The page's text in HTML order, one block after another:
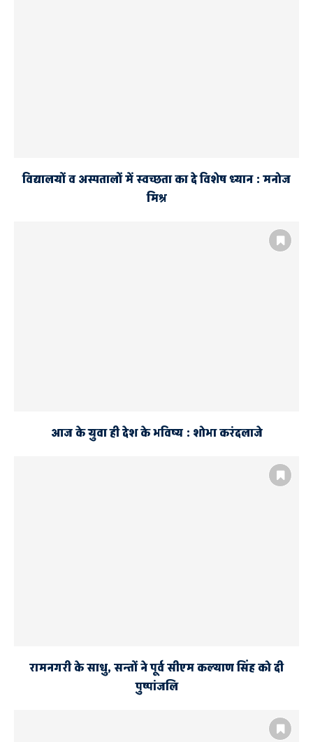
विद्यालयों व अस्पतालों में स्वच्छता का दे विशेष ध्यान : मनोज
मिश्र
आज के युवा ही देश के भविष्य : शोभा करंदलाजे
रामनगरी के साधु, सन्तों ने पूर्व सीएम कल्याण सिंह को दी
पुष्पांजलि